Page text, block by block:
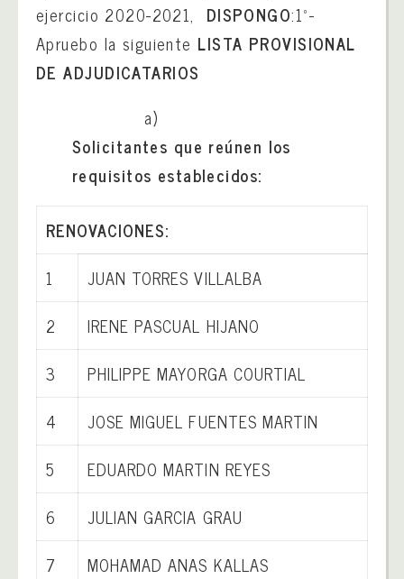
ejercicio 2020-2021, DISPONGO:1º-
Apruebo la siguiente LISTA PROVISIONAL
DE ADJUDICATARIOS
a)
Solicitantes que reúnen los
requisitos establecidos:
RENOVACIONES:
1
JUAN TORRES VILLALBA
2
IRENE PASCUAL HIJANO
3
PHILIPPE MAYORGA COURTIAL
4
JOSE MIGUEL FUENTES MARTIN
5
EDUARDO MARTIN REYES
6
JULIAN GARCIA GRAU
7
MOHAMAD ANAS KALLAS